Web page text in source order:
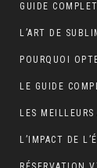
L’ART DE
LES
L’IMPACT DE